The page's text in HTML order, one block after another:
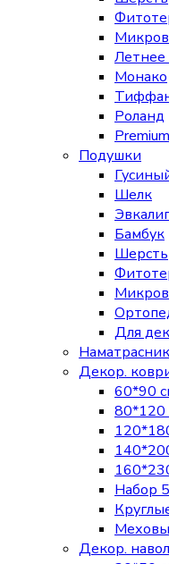
Летнее
Монако
Роланд
Подушки
Шелк
Бамбук
Шерсть
Для
Декор.
60*90
80*120
Набор
Декор.